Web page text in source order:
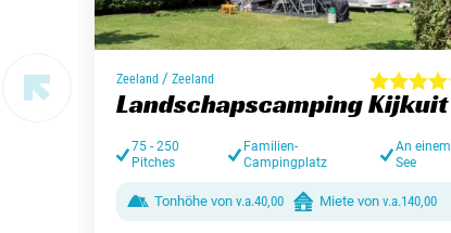
Zeeland / Zeeland
Landschapscamping Kijkuit
75 - 250
Pitches
Familien-
Campingplatz
An einem
See
Tonhöhe von v.a.40,00 Miete von v.a.140,00